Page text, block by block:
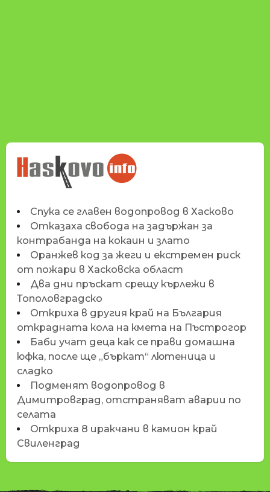
НОВИНИТЕ НА
HASKOVO.INFO
Спука се главен водопровод в Хасково
Отказаха свобода на задържан за
контрабанда на кокаин и злато
Оранжев код за жеги и екстремен риск
от пожари в Хасковска област
Два дни пръскат срещу кърлежи в
Тополовградско
Откриха в другия край на България
открадната кола на кмета на Пъстрогор
Баби учат деца как се прави домашна
юфка, после ще „бъркат“ лютеница и
сладко
Подменят водопровод в
Димитровград, отстраняват аварии по
селата
Откриха 8 иракчани в камион край
Свиленград